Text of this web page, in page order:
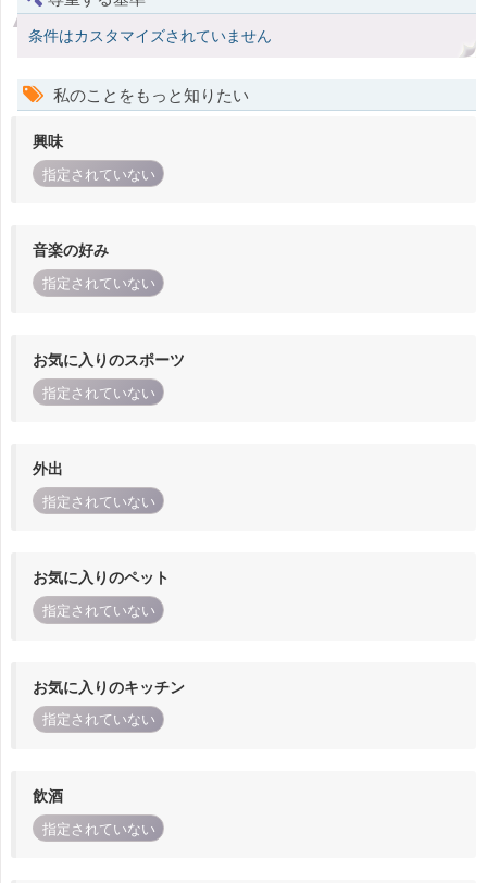
条件はカスタマイズされていません
私のことをもっと知りたい
興味
指定されていない
音楽の好み
指定されていない
お気に入りのスポーツ
指定されていない
外出
指定されていない
お気に入りのペット
指定されていない
お気に入りのキッチン
指定されていない
飲酒
指定されていない